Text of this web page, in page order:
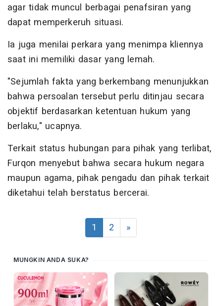
agar tidak muncul berbagai penafsiran yang
dapat memperkeruh situasi.
Ia juga menilai perkara yang menimpa kliennya
saat ini memiliki dasar yang lemah.
"Sejumlah fakta yang berkembang menunjukkan
bahwa persoalan tersebut perlu ditinjau secara
objektif berdasarkan ketentuan hukum yang
berlaku," ucapnya.
Terkait status hubungan para pihak yang terlibat,
Furqon menyebut bahwa secara hukum negara
maupun agama, pihak pengadu dan pihak terkait
diketahui telah berstatus bercerai.
1 2 »